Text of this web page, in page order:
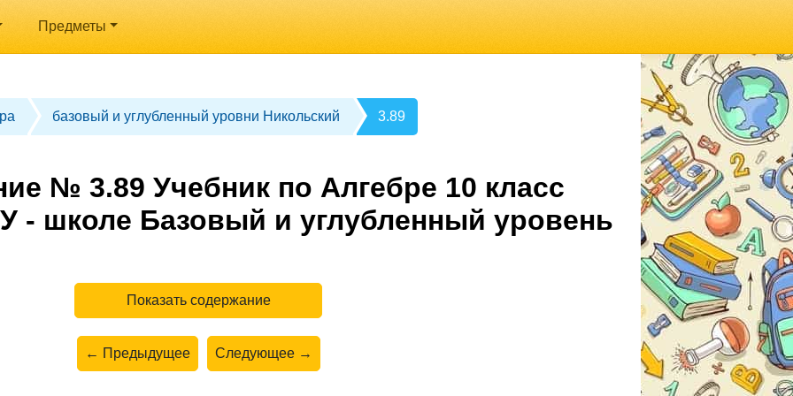
Предметы
базовый и углубленный уровни Никольский 3.89
№ 3.89 Учебник по Алгебре 10 класс
- школе Базовый и углубленный уровень
Показать содержание
← Предыдущее Следующее →